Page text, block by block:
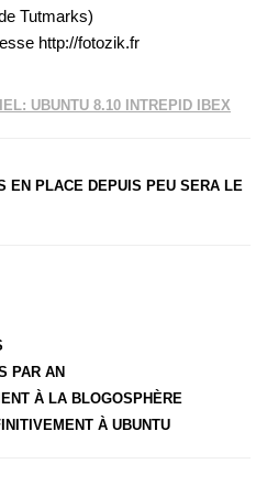
Tutmarks)
http://fotozik.fr
UBUNTU 8.10 INTREPID IBEX
EN PLACE DEPUIS PEU SERA LE
PAR AN
À LA BLOGOSPHÈRE
À UBUNTU